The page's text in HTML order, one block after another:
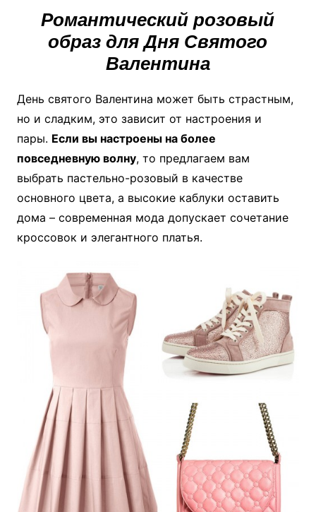
Романтический розовый
образ для Дня Святого
Валентина
День святого Валентина может быть страстным,
но и сладким, это зависит от настроения и
пары. Если вы настроены на более
повседневную волну, то предлагаем вам
выбрать пастельно-розовый в качестве
основного цвета, а высокие каблуки оставить
дома – современная мода допускает сочетание
кроссовок и элегантного платья.